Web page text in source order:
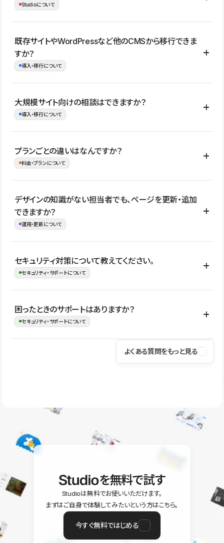
Studioについて
コーポレートサイト、サービスサイト、LP、採用サイト、ブロ
グ・メディア、イベントサイト、店舗・商品紹介サイト、ポートフ
ォリオなど幅広く制作できます。
既存サイトやWordPressなど他のCMSから移行できま
すか？
導入・移行について
はい。既存サイトの構成やコンテンツ、URLを整理したうえで、
Studio上に再構築する形で移行できます。 WordPressの場合は、
イト全体のデザインや設定がそのまま移行されるわけではないた
め、移行後にページ構成やデザイン、CMS設計、URL・リダイレク
大規模サイト向けの相談はできますか？
導入・移行について
はい。アクセス規模が大きいサイトや、複数部門での運用、権限管
理、セキュリティ確認、既存システムとの連携など、個別の要件が
ない段階でも、お問い合わせください。
お問合せはこちら
プランごとの違いはなんですか？
料金・プランについて
公開ページ数、バージョン履歴の期間、CMS利用数の上限、権限
管理の有無などがプランごとに異なります。詳しくは料金プランペ
ージをご覧ください。
デザインの知識がない担当者でも、ページを更新・追加
できますか？
運用・更新について
はい。CMSやコンポーネントを活用して更新範囲を設計しておく
ことで、デザインを崩しにくい状態で運用できます。 さらにコン
ながらレイアウトに影響を与えずに更新作業を進めやすくなりま
す。
セキュリティ対策について教えてください。
セキュリティ・サポートについて
Studioでは、公開サイトやサービスを安全に利用できるよう、通信
の暗号化、データ保護、アクセス管理、脆弱性対策など、複数の観
はSSL/TLSによる通信暗号化に対応しており、悪質なスクリプトの
困ったときのサポートはありますか？
セキュリティ・サポートについて
操作方法や機能については、ヘルプセンターでご確認いただけま
ユーザー同士で質問・相談できるコミュニティもご利用ください。
よくある質問をもっと見る
を無料で試す
Studioは無料でお使いいただけます。
まずはご自身で体験してみたいという方はこちら。
今すぐ無料ではじめる